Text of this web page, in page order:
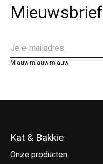
Miauw miauw miauw
Kat & Bakkie
Onze producten